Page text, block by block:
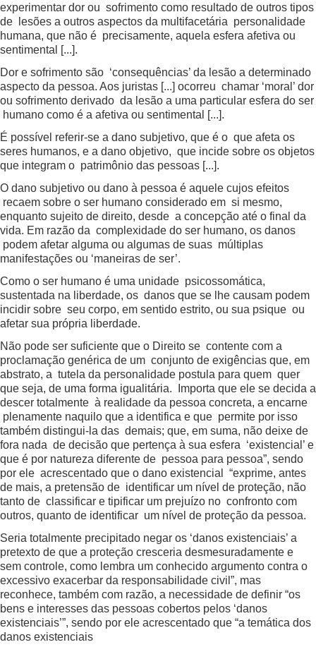
experimentar dor ou sofrimento como resultado de outros tipos
de lesões a outros aspectos da multifacetária personalidade
humana, que não é precisamente, aquela esfera afetiva ou
sentimental [...].
Dor e sofrimento são ‘consequências’ da lesão a determinado
aspecto da pessoa. Aos juristas [...] ocorreu chamar ‘moral’ dor
ou sofrimento derivado da lesão a uma particular esfera do ser
humano como é a afetiva ou sentimental [...].
É possível referir-se a dano subjetivo, que é o que afeta os
seres humanos, e a dano objetivo, que incide sobre os objetos
que integram o patrimônio das pessoas [...].
O dano subjetivo ou dano à pessoa é aquele cujos efeitos
recaem sobre o ser humano considerado em si mesmo,
enquanto sujeito de direito, desde a concepção até o final da
vida. Em razão da complexidade do ser humano, os danos
podem afetar alguma ou algumas de suas múltiplas
manifestações ou ‘maneiras de ser’.
Como o ser humano é uma unidade psicossomática,
sustentada na liberdade, os danos que se lhe causam podem
incidir sobre seu corpo, em sentido estrito, ou sua psique ou
afetar sua própria liberdade.
Não pode ser suficiente que o Direito se contente com a
proclamação genérica de um conjunto de exigências que, em
abstrato, a tutela da personalidade postula para quem quer
que seja, de uma forma igualitária. Importa que ele se decida a
descer totalmente à realidade da pessoa concreta, a encarne
plenamente naquilo que a identifica e que permite por isso
também distingui-la das demais; que, em suma, não deixe de
fora nada de decisão que pertença à sua esfera ‘existencial’ e
que é por natureza diferente de pessoa para pessoa”, sendo
por ele acrescentado que o dano existencial “exprime, antes
de mais, a pretensão de identificar um nível de proteção, não
tanto de classificar e tipificar um prejuízo no confronto com
outros, quanto de identificar um nível de proteção da pessoa.
Seria totalmente precipitado negar os ‘danos existenciais’ a
pretexto de que a proteção cresceria desmesuradamente e
sem controle, como lembra um conhecido argumento contra o
excessivo exacerbar da responsabilidade civil”, mas
reconhece, também com razão, a necessidade de definir “os
bens e interesses das pessoas cobertos pelos ‘danos
existenciais’”, sendo por ele acrescentado que “a temática dos
danos existenciais